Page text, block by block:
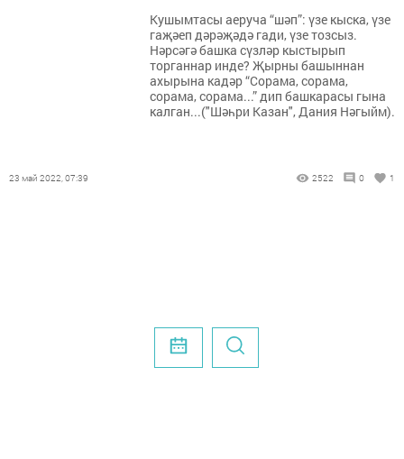
Кушымтасы аеруча “шәп”: үзе кыска, үзе
гаҗәеп дәрәҗәдә гади, үзе тозсыз.
Нәрсәгә башка сүзләр кыстырып
торганнар инде? Җырны башыннан
ахырына кадәр “Сорама, сорама,
сорама, сорама...” дип башкарасы гына
калган...("Шәһри Казан", Дания Нәгыйм).
23 май 2022, 07:39 2522 0 1